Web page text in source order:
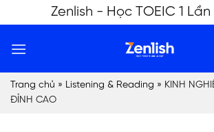
to
content
Zenlish - Học TOEIC 1
Trang chủ » Listening & Reading » KINH
ĐỈNH CAO